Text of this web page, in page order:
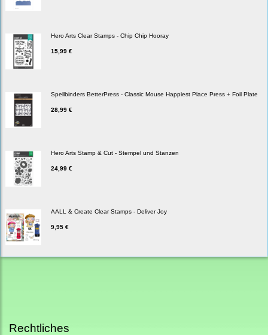
Hero Arts Clear Stamps - Chip Chip Hooray
15,99 €
Spellbinders BetterPress - Classic Mouse Happiest Place Press + Foil Plate
28,99 €
Hero Arts Stamp & Cut - Stempel und Stanzen
24,99 €
AALL & Create Clear Stamps - Deliver Joy
9,95 €
Rechtliches